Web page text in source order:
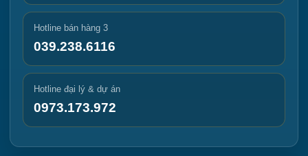
Hotline bán hàng 3
039.238.6116
Hotline đại lý & dự án
0973.173.972